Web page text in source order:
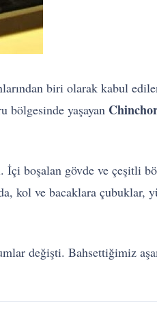
biri olarak kabul
bölgesinde yaşayan
İçi boşalan gövde ve çeşitli
kol ve bacaklara çubuklar,
değişti. Bahsettiğimiz